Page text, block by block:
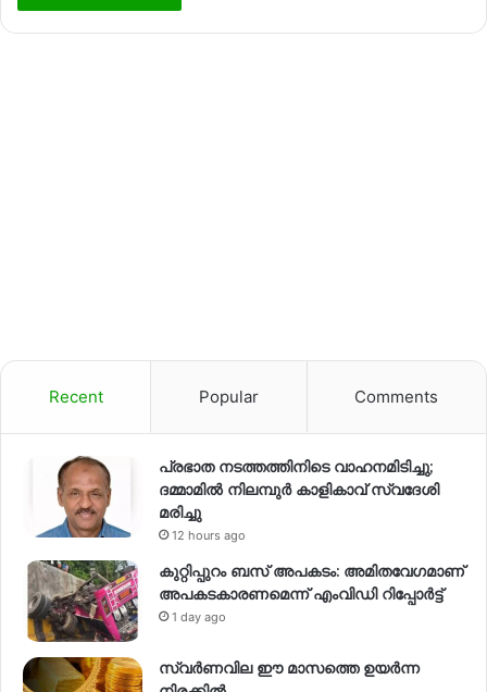
Recent Popular Comments
പ്രഭാത നടത്തത്തിനിടെ വാഹനമിടിച്ചു;
ദമ്മാമിൽ നിലമ്പുർ കാളികാവ് സ്വദേശി
മരിച്ചു
12 hours ago
കുറ്റിപ്പുറം ബസ് അപകടം: അമിതവേഗമാണ്
അപകടകാരണമെന്ന് എംവിഡി റിപ്പോർട്ട്
1 day ago
സ്വര്‍ണവില ഈ മാസത്തെ ഉയര്‍ന്ന